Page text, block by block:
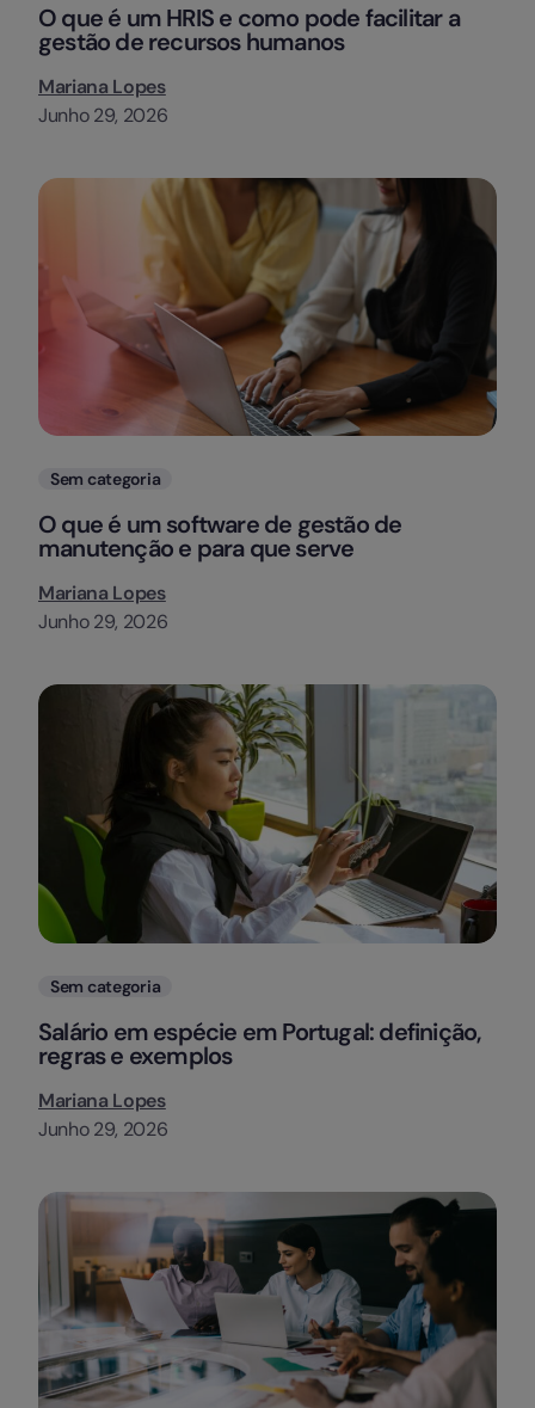
O que é um HRIS e como pode facilitar a
gestão de recursos humanos
Mariana Lopes
Junho 29, 2026
Categorias
Sem categoria
O que é um software de gestão de
manutenção e para que serve
Mariana Lopes
Junho 29, 2026
Categorias
Sem categoria
Salário em espécie em Portugal: definição,
regras e exemplos
Mariana Lopes
Junho 29, 2026